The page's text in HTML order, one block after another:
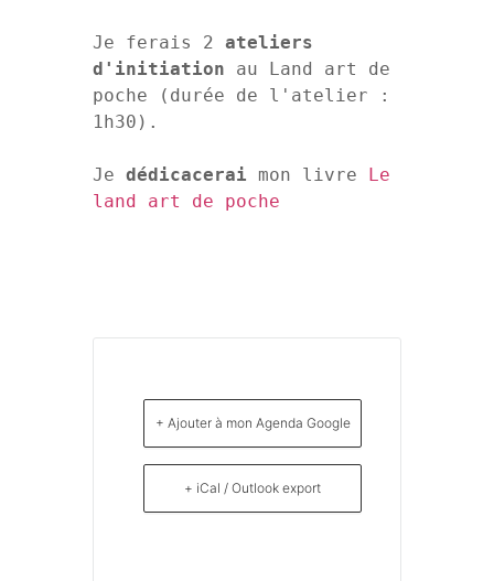
Je ferais 2 ateliers
d'initiation au Land art de
poche (durée de l'atelier :
1h30).
Je dédicacerai mon livre
Le
land art de poche
+ Ajouter à mon Agenda Google
+ iCal / Outlook export